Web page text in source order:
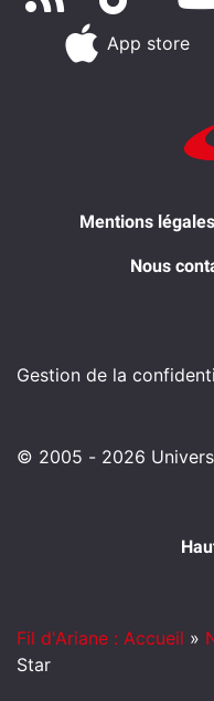
App store
Mentions légales
Nous
Gestion de la
© 2005 - 2026
Fil d'Ariane : Accueil »
Star